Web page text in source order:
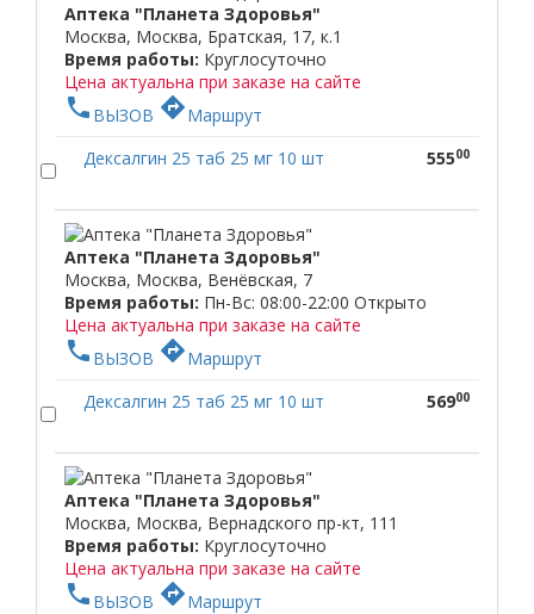
Аптека "Планета Здоровья"
Москва, Москва, Братская, 17, к.1
Время работы: Круглосуточно
Цена актуальна при заказе на сайте
phone ВЫЗОВ directionsМаршрут
Дексалгин 25 таб 25 мг 10 шт
55500
Аптека "Планета Здоровья"
Москва, Москва, Венёвская, 7
Время работы: Пн-Вс: 08:00-22:00 Открыто
Цена актуальна при заказе на сайте
phone ВЫЗОВ directionsМаршрут
Дексалгин 25 таб 25 мг 10 шт
56900
Аптека "Планета Здоровья"
Москва, Москва, Вернадского пр-кт, 111
Время работы: Круглосуточно
Цена актуальна при заказе на сайте
phone ВЫЗОВ directionsМаршрут